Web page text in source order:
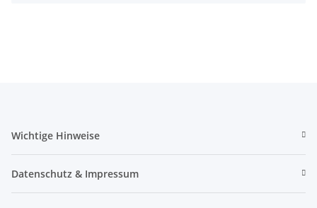
Wichtige Hinweise
Datenschutz & Impressum